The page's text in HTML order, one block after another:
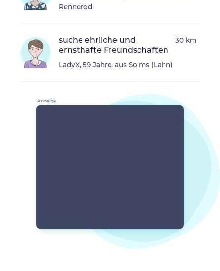
Rennerod
suche ehrliche und
ernsthafte Freundschaften
LadyX, 59 Jahre, aus Solms (Lahn)
30 km